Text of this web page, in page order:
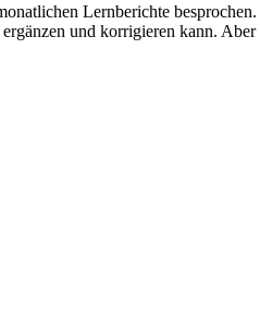
Lernberichte
und korrigieren kann.